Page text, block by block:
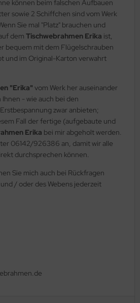
können beim falschen Aufbauen
sowie 2 Schiffchen sind vom Werk
Sie mal "Platz" brauchen und
dem Tischwebrahmen Erika ist,
bequem mit dem Flügelschrauben
und im Original-Karton verwahrt
"Erika" vom Werk her auseinander
- wie auch bei den
zwar anbieten;
Fall der fertige (aufgebaute und
Erika bei mir abgeholt werden.
06142/926386 an, damit wir alle
durchsprechen können.
Sie mich auch bei Rückfragen
/ oder des Webens jederzeit